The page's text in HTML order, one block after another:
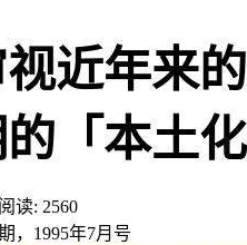
近年来
「本土
阅读: 2560
，1995年7月号